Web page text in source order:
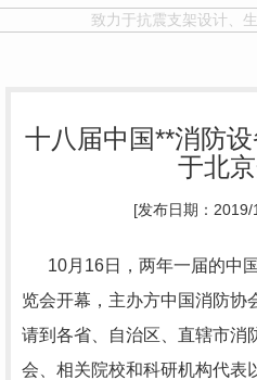
致力于抗震支架设计、
十八届中国**消防
于北
[发布日期：
10月16日，两年一届的中
览会开幕，主办方中国消防协
请到各省、自治区、直辖市消
会、相关院校和科研机构代表